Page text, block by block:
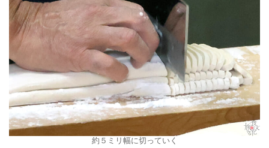
約５ミリ幅に切っていく